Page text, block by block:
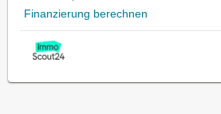
Finanzierung berechnen